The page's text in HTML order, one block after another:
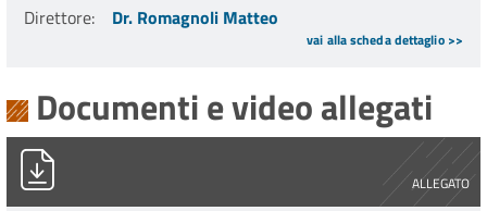
Direttore: Dr. Romagnoli Matteo
vai alla scheda dettaglio >>
Documenti e video allegati
ALLEGATO
PG0006513_2021_IMPRESA2019.pdf